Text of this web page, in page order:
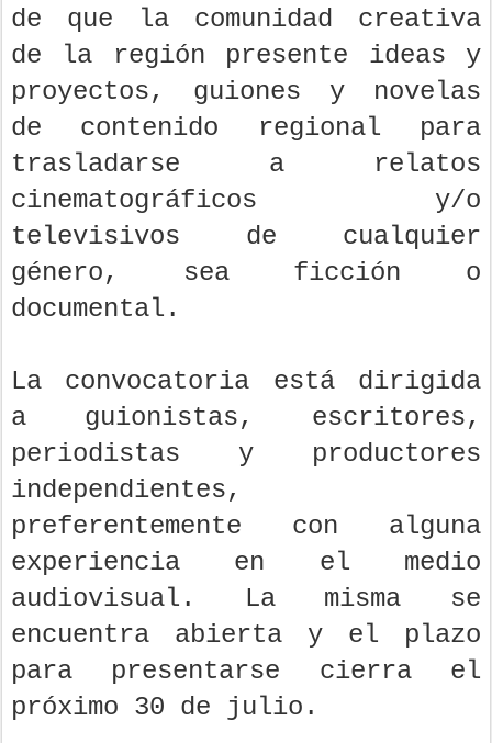
de que la comunidad creativa
de la región presente ideas y
proyectos, guiones y novelas
de contenido regional para
trasladarse a relatos
cinematográficos y/o
televisivos de cualquier
género, sea ficción o
documental.
La convocatoria está dirigida
a guionistas, escritores,
periodistas y productores
independientes,
preferentemente con alguna
experiencia en el medio
audiovisual. La misma se
encuentra abierta y el plazo
para presentarse cierra el
próximo 30 de julio.